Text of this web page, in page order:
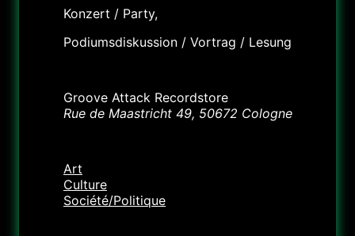
Konzert / Party,
Podiumsdiskussion / Vortrag / Lesung
Groove Attack Recordstore
Rue de Maastricht 49, 50672 Cologne
Art
Culture
Société/Politique